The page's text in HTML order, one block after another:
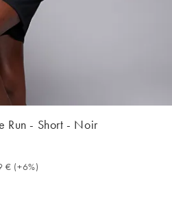
Run - Short - Noir
prix sur 30 jours 33,99 € (+6%).
€ (+6%)